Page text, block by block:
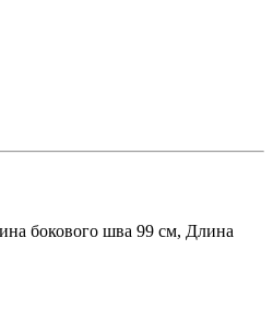
бокового шва 99 см, Длина